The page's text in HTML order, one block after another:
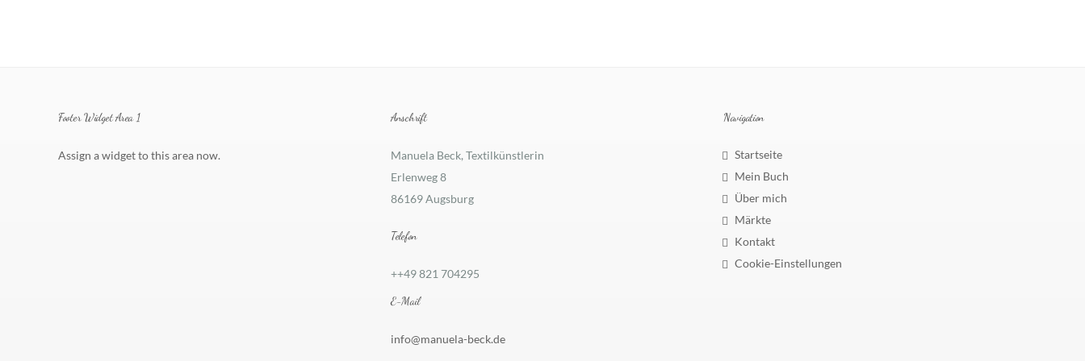
Footer Widget Area 1
Assign a widget to this area now.
Anschrift
Manuela Beck, Textilkünstlerin
Erlenweg 8
86169 Augsburg
Telefon
++49 821 704295
E-Mail
info@manuela-beck.de
Navigation
Startseite
Mein Buch
Über mich
Märkte
Kontakt
Cookie-Einstellungen